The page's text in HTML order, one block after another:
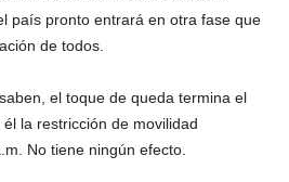
país pronto entrará en otra fase que
de todos.
el toque de queda termina el
la restricción de movilidad
No tiene ningún efecto.